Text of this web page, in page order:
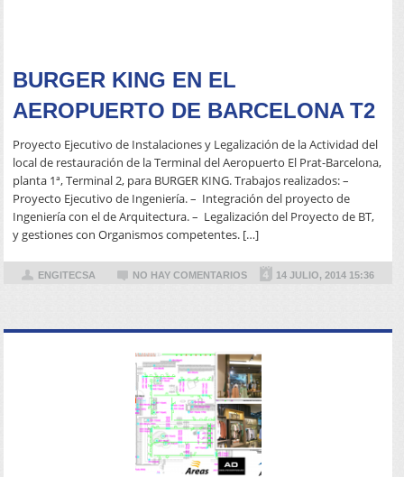
BURGER KING EN EL
AEROPUERTO DE BARCELONA T2
Proyecto Ejecutivo de Instalaciones y Legalización de la Actividad del
local de restauración de la Terminal del Aeropuerto El Prat-Barcelona,
planta 1ª, Terminal 2, para BURGER KING. Trabajos realizados: –
Proyecto Ejecutivo de Ingeniería. – Integración del proyecto de
Ingeniería con el de Arquitectura. – Legalización del Proyecto de BT,
y gestiones con Organismos competentes. […]
ENGITECSA NO HAY COMENTARIOS 14 JULIO, 2014 15:36